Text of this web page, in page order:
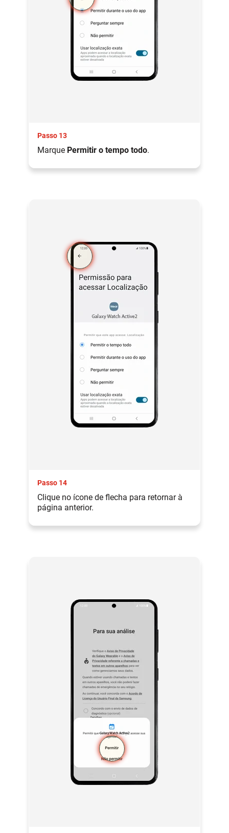
Passo 13
Marque Permitir o tempo todo.
Passo 14
Clique no ícone de flecha para retornar à
página anterior.